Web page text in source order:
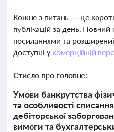
Кожне з питань — це
публікацій за день.
посиланнями та
доступні у комерційній
Стисло про головне:
Умови банкрутства
та особливості
дебіторської
вимоги та